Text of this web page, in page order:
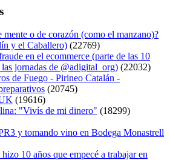
mente o de corazón (como el manzano)?
y el Caballero) (22769)
en el ecommerce (parte de las 10
las jornadas de @adigital_org) (22032)
de Fuego - Pirineo Catalán -
(20745)
(19616)
"Vivís de mi dinero" (18299)
y tomando vino en Bodega Monastrell
10 años que empecé a trabajar en